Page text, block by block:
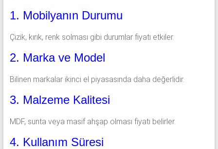
1. Mobilyanın Durumu
Çizik, kırık, renk solması gibi durumlar fiyatı etkiler.
2. Marka ve Model
Bilinen markalar ikinci el piyasasında daha değerlidir.
3. Malzeme Kalitesi
MDF, sunta veya masif ahşap olması fiyatı belirler.
4. Kullanım Süresi